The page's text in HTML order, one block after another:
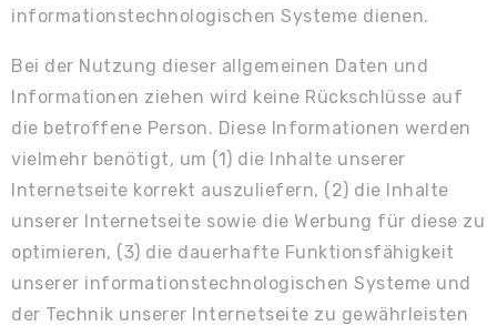
informationstechnologischen Systeme dienen.
Bei der Nutzung dieser allgemeinen Daten und
Informationen ziehen wird keine Rückschlüsse auf
die betroffene Person. Diese Informationen werden
vielmehr benötigt, um (1) die Inhalte unserer
Internetseite korrekt auszuliefern, (2) die Inhalte
unserer Internetseite sowie die Werbung für diese zu
optimieren, (3) die dauerhafte Funktionsfähigkeit
unserer informationstechnologischen Systeme und
der Technik unserer Internetseite zu gewährleisten